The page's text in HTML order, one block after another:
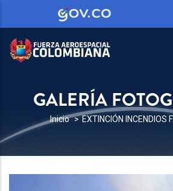
GALERÍA
SOBRESCRIBIR
DE
AYUDA
Inicio EXTINCIÓN INCENDIOS